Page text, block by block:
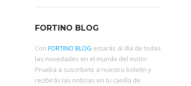
FORTINO BLOG
Con FORTINO BLOG estarás al día de todas
las novedades en el mundo del motor.
Prueba a suscribirte a nuestro boletín y
recibirás las noticias en tu casilla de